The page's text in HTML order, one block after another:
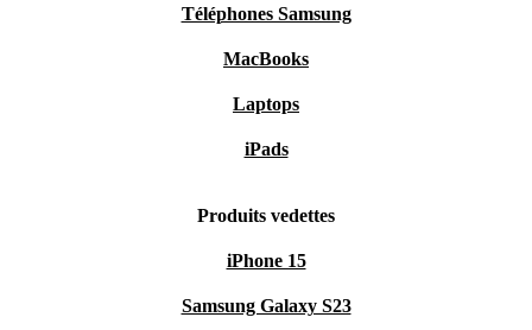
Téléphones Samsung
MacBooks
Laptops
iPads
Produits vedettes
iPhone 15
Samsung Galaxy S23